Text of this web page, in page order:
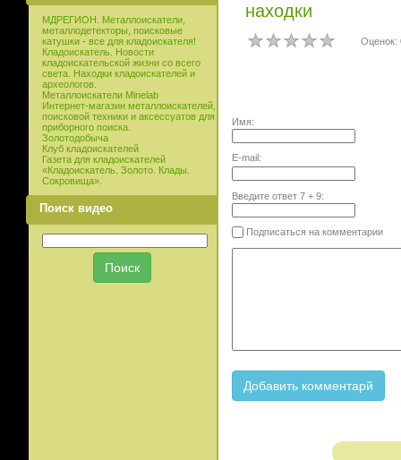
МДРЕГИОН. Металлоискатели,
металлодетекторы, поисковые
катушки - все для кладоискателя!
Кладоискатель. Новости
кладоискательской жизни со всего
света. Находки кладоискателей и
археологов.
Металлоискатели Minelab
Интернет-магазин металлоискателей,
поисковой техники и аксессуатов для
приборного поиска.
Золотодобыча
Клуб кладоискателей
Газета для кладоискателей
«Кладоискатель. Золото. Клады.
Сокровища».
Поиск видео
находки
Оценок:
Имя:
E-mail:
Введите ответ 7+ 9:
Подписаться на комментарии